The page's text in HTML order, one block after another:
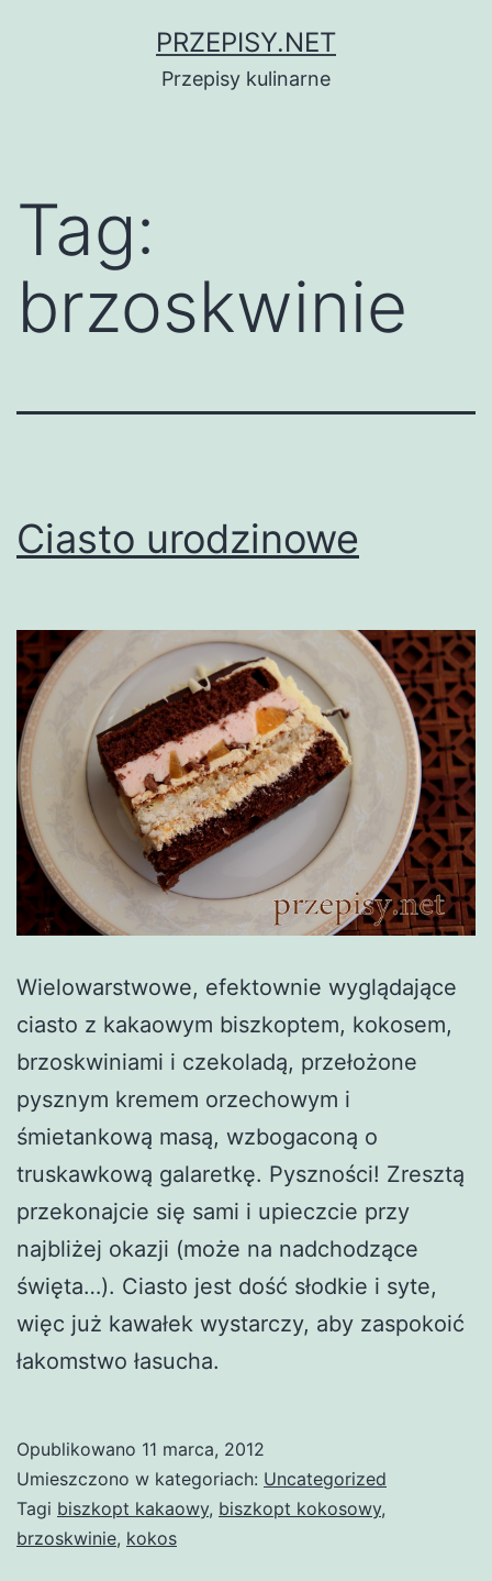
PRZEPISY.NET
Przepisy kulinarne
Tag:
brzoskwinie
Ciasto urodzinowe
Wielowarstwowe, efektownie wyglądające
ciasto z kakaowym biszkoptem, kokosem,
brzoskwiniami i czekoladą, przełożone
pysznym kremem orzechowym i
śmietankową masą, wzbogaconą o
truskawkową galaretkę. Pyszności! Zresztą
przekonajcie się sami i upieczcie przy
najbliżej okazji (może na nadchodzące
święta…). Ciasto jest dość słodkie i syte,
więc już kawałek wystarczy, aby zaspokoić
łakomstwo łasucha.
Opublikowano 11 marca, 2012
Umieszczono w kategoriach: Uncategorized
Tagi biszkopt kakaowy, biszkopt kokosowy,
brzoskwinie, kokos